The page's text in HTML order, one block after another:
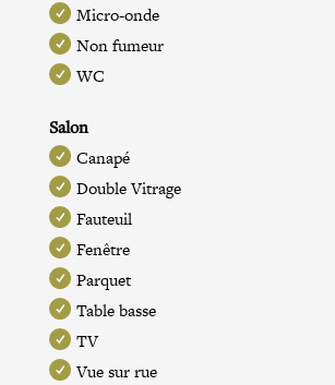
Micro-onde
Non fumeur
WC
Salon
Canapé
Double Vitrage
Fauteuil
Fenêtre
Parquet
Table basse
TV
Vue sur rue